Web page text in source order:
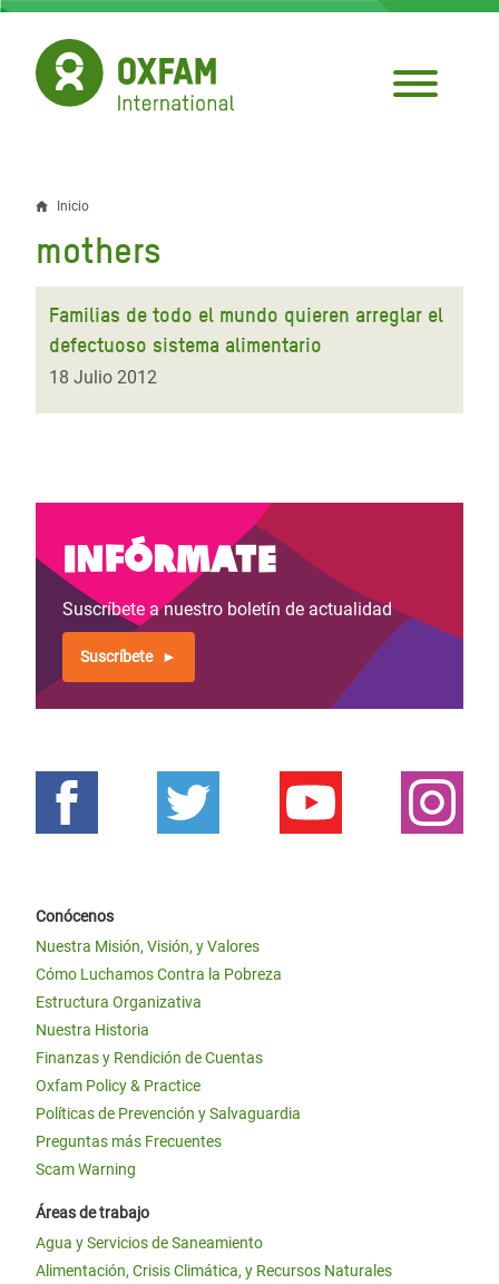
Pasar
contenido
principal
Sobrescribir
enlaces
de
ayuda
la
Inicio
mothers
Familias de todo el mundo quieren arreglar el
defectuoso sistema alimentario
18 Julio 2012
Infórmate
Suscríbete a nuestro boletín de actualidad
Suscríbete
Conócenos
Nuestra Misión, Visión, y Valores
Cómo Luchamos Contra la Pobreza
Estructura Organizativa
Nuestra Historia
Finanzas y Rendición de Cuentas
Oxfam Policy & Practice
Políticas de Prevención y Salvaguardia
Preguntas más Frecuentes
Scam Warning
Áreas de trabajo
Agua y Servicios de Saneamiento
Alimentación, Crisis Climática, y Recursos Naturales